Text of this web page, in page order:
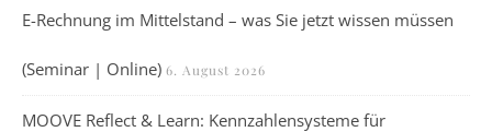
E-Rechnung im Mittelstand – was Sie jetzt wissen müssen
(Seminar | Online) 6. August 2026
MOOVE Reflect & Learn: Kennzahlensysteme für